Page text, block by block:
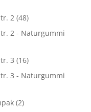
2 (48)
2 - Naturgummi
3 (16)
3 - Naturgummi
(2)